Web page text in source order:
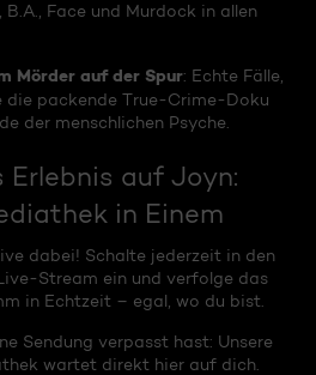
Face und Murdock in allen
Mörder auf der Spur: Echte Fälle,
die packende True-Crime-Doku
der menschlichen Psyche.
Erlebnis auf Joyn:
in Einem
dabei! Schalte jederzeit in den
Stream ein und verfolge das
in Echtzeit – egal, wo du bist.
Sendung verpasst hast: Unsere
wartet direkt hier auf dich.